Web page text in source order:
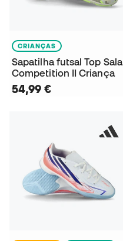
CRIANÇAS
Sapatilha futsal Top Sala
Competition II Criança
54,99 €